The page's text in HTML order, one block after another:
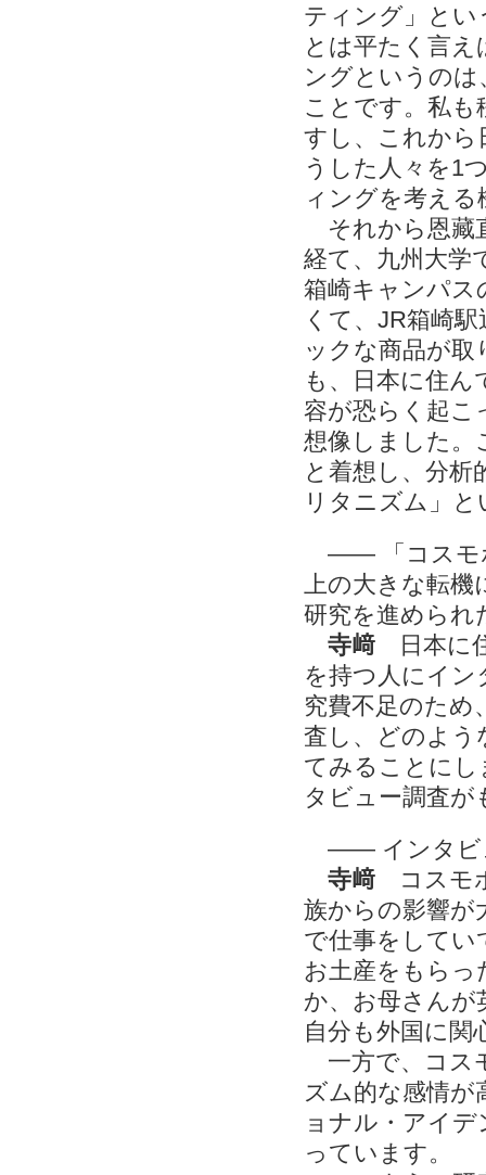
ティング」と
とは平たく言
ングというの
ことです。私
すし、これから
うした人々を1
ィングを考え
それから恩藏
経て、九州大学
箱崎キャンパス
くて、JR箱崎
ックな商品が
も、日本に住
容が恐らく起こ
想像しました。
と着想し、分
リタニズム」
―― 「コスモ
上の大きな転
研究を進められ
寺﨑 日本に
を持つ人にイ
究費不足のため
査し、どのよう
てみることにし
タビュー調査
―― インタビ
寺﨑 コスモ
族からの影響が
で仕事をしてい
お土産をもら
か、お母さんが
自分も外国に
一方で、コス
ズム的な感情
ョナル・アイ
っています。